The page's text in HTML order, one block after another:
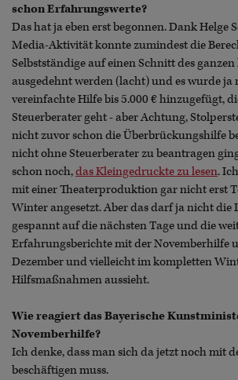
schon Erfahrungswerte?
Das hat ja eben erst begonnen. Dank Helge
Media-Aktivität konnte zumindest die
Selbstständige auf einen Schnitt des ganzen
ausgedehnt werden (lacht) und es wurde ja
vereinfachte Hilfe bis 5.000 € hinzugefügt,
Steuerberater geht - aber Achtung,
nicht zuvor schon die Überbrückungshilfe
nicht ohne Steuerberater zu beantragen
schon noch,das Kleingedruckte zu lesen.
mit einer Theaterproduktion gar nicht erst
Winter angesetzt. Aber das darf ja nicht die
gespannt auf die nächsten Tage und die
Erfahrungsberichte mit der Novemberhilfe
Dezember und vielleicht im kompletten
Hilfsmaßnahmen aussieht.
Wie reagiert das Bayerische
Novemberhilfe?
Ich denke, dass man sich da jetzt noch mit
beschäftigen muss.